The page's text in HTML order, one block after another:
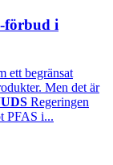
förbud i
ett begränsat
Men det är
Regeringen
PFAS i...